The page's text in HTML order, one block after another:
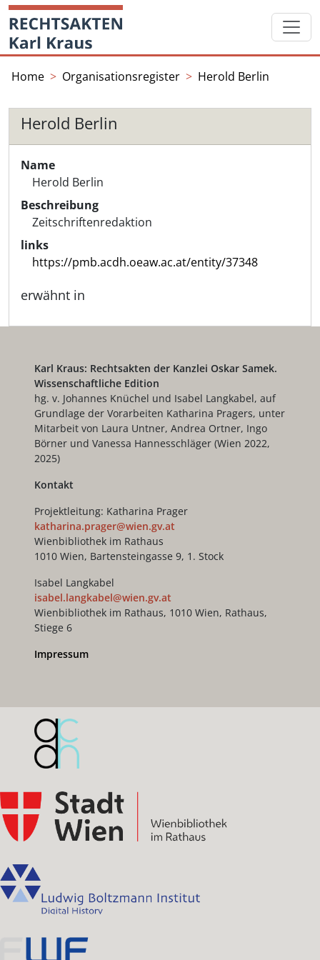
Skip
content
Startseite
Home Organisationsregister Herold Berlin
Herold Berlin
Name
Herold Berlin
Beschreibung
Zeitschriftenredaktion
links
https://pmb.acdh.oeaw.ac.at/entity/37348
erwähnt in
Karl Kraus: Rechtsakten der Kanzlei Oskar Samek.
Wissenschaftliche Edition
hg. v. Johannes Knüchel und Isabel Langkabel, auf
Grundlage der Vorarbeiten Katharina Pragers, unter
Mitarbeit von Laura Untner, Andrea Ortner, Ingo
Börner und Vanessa Hannesschläger (Wien 2022,
2025)
Kontakt
Projektleitung: Katharina Prager
katharina.prager@wien.gv.at
Wienbibliothek im Rathaus
1010 Wien, Bartensteingasse 9, 1. Stock
Isabel Langkabel
isabel.langkabel@wien.gv.at
Wienbibliothek im Rathaus, 1010 Wien, Rathaus,
Stiege 6
Impressum